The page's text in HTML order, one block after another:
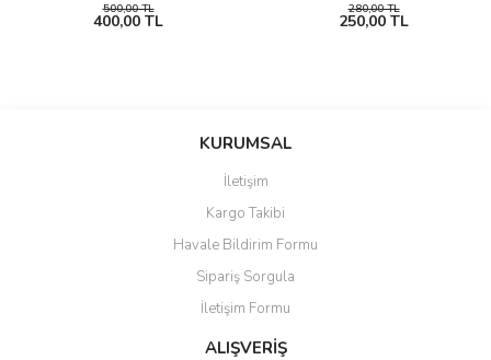
500,00 TL
400,00 TL
280,00 TL
250,00 TL
KURUMSAL
İletişim
Kargo Takibi
Havale Bildirim Formu
Sipariş Sorgula
İletişim Formu
ALIŞVERİŞ